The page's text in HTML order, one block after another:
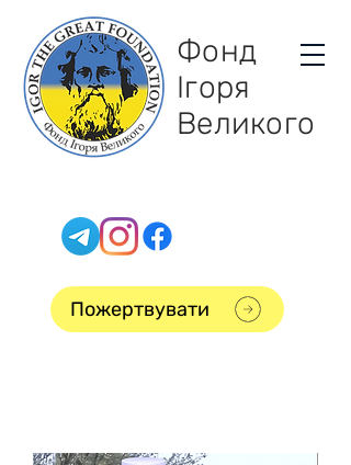
Фонд
Ігоря
Великого
Пожертвувати